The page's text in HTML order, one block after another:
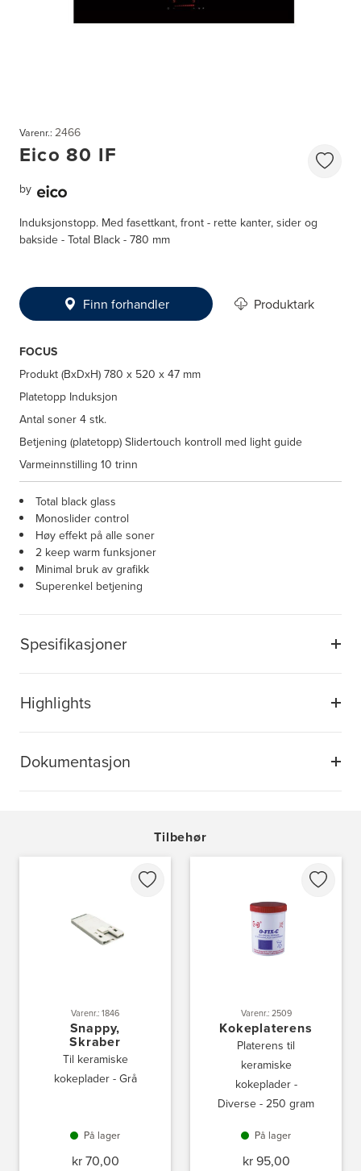
Spesifikasjoner
Highlights
Dokumentasjon
Varenr.: 2466
Eico 80 IF
by
Induksjonstopp. Med fasettkant, front - rette kanter, sider og
bakside - Total Black - 780 mm
Finn forhandler Produktark
FOCUS
Produkt (BxDxH) 780 x 520 x 47 mm
Platetopp Induksjon
Antal soner 4 stk.
Betjening (platetopp) Slidertouch kontroll med light guide
Varmeinnstilling 10 trinn
Total black glass
Monoslider control
Høy effekt på alle soner
2 keep warm funksjoner
Minimal bruk av grafikk
Superenkel betjening
Tilbehør
Varenr.: 1846
Snappy,
Skraber
Til keramiske
kokeplader - Grå
På lager
kr 70,00
Varenr.: 2509
Kokeplaterens
Platerens til
keramiske
kokeplader -
Diverse - 250 gram
På lager
kr 95,00